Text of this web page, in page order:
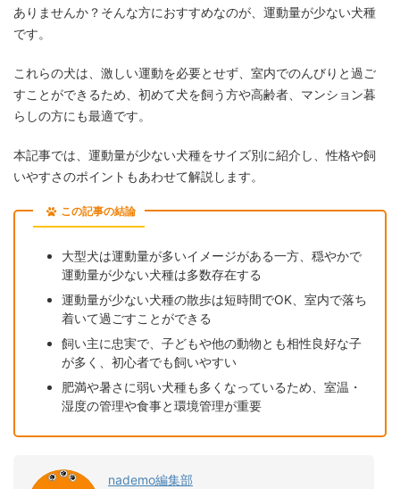
ありませんか？そんな方におすすめなのが、運動量が少ない犬種
です。
これらの犬は、激しい運動を必要とせず、室内でのんびりと過ご
すことができるため、初めて犬を飼う方や高齢者、マンション暮
らしの方にも最適です。
本記事では、運動量が少ない犬種をサイズ別に紹介し、性格や飼
いやすさのポイントもあわせて解説します。
この記事の結論
大型犬は運動量が多いイメージがある一方、穏やかで
運動量が少ない犬種は多数存在する
運動量が少ない犬種の散歩は短時間でOK、室内で落ち
着いて過ごすことができる
飼い主に忠実で、子どもや他の動物とも相性良好な子
が多く、初心者でも飼いやすい
肥満や暑さに弱い犬種も多くなっているため、室温・
湿度の管理や食事と環境管理が重要
nademo編集部